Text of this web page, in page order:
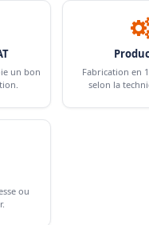
un bon
Fabrication en
selon la
ou